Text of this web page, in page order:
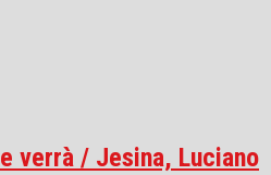
verrà / Jesina, Luciano